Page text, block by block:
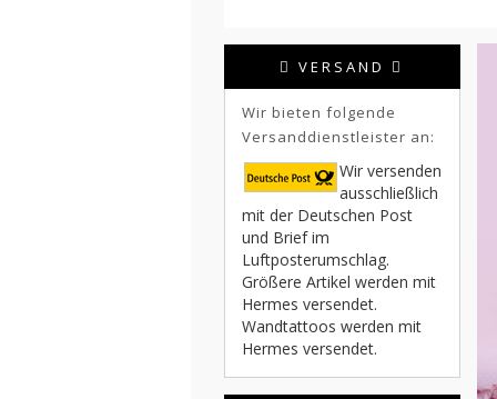
VERSAND
Wir bieten folgende
Versanddienstleister an:
Wir versenden
ausschließlich
mit der Deutschen Post
und Brief im
Luftposterumschlag.
Größere Artikel werden mit
Hermes versendet.
Wandtattoos werden mit
Hermes versendet.